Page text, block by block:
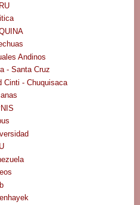
Andinos
- Santa Cruz
Cinti - Chuquisaca